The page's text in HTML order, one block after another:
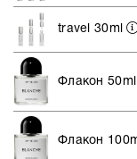
travel 30ml
Флакон 50ml
Флакон